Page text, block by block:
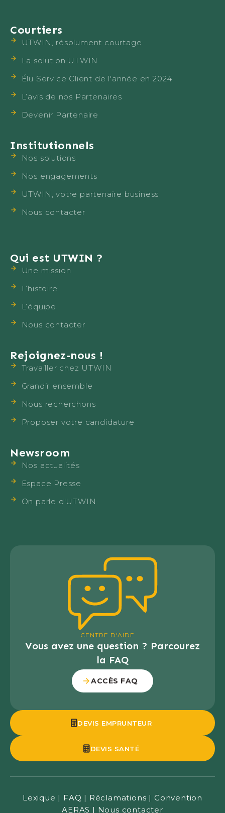
Courtiers
UTWIN, résolument courtage
La solution UTWIN
Élu Service Client de l'année en 2024
L’avis de nos Partenaires
Devenir Partenaire
Institutionnels
Nos solutions
Nos engagements
UTWIN, votre partenaire business
Nous contacter
Qui est UTWIN ?
Une mission
L’histoire
L’équipe
Nous contacter
Rejoignez-nous !
Travailler chez UTWIN
Grandir ensemble
Nous recherchons
Proposer votre candidature
Newsroom
Nos actualités
Espace Presse
On parle d'UTWIN
CENTRE D'AIDE
Vous avez une question ? Parcourez
la FAQ
ACCÈS FAQ
DEVIS EMPRUNTEUR
DEVIS SANTÉ
Lexique | FAQ | Réclamations | Convention
AERAS | Nous contacter